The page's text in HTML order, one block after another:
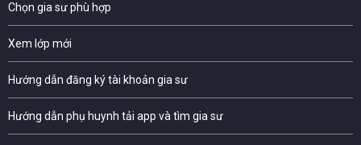
Chọn gia sư phù hợp
Xem lớp mới
Hướng dẫn đăng ký tài khoản gia sư
Hướng dẫn phụ huynh tải app và tìm gia sư